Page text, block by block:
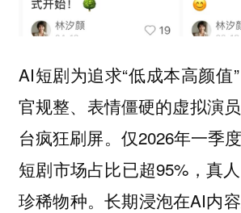
AI短剧为追求“低成本高颜值
官规整、表情僵硬的虚拟演
台疯狂刷屏。仅2026年一季
短剧市场占比已超95%，真
珍稀物种。长期浸泡在AI内